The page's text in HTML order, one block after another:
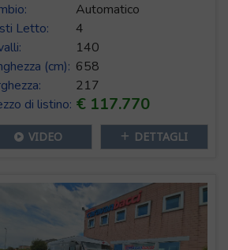
Automatico
Letto:
4
140
(cm): 658
217
di listino: € 117.770
DETTAGLI
VIDEO